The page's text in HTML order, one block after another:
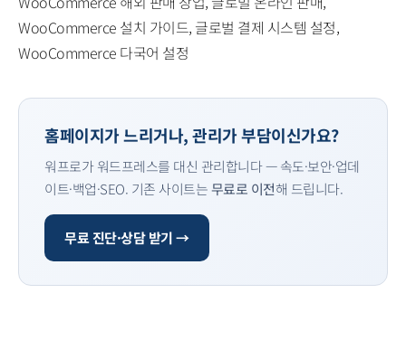
WooCommerce 설치 가이드, 글로벌 결제 시스템 설정,
WooCommerce 다국어 설정
홈페이지가 느리거나, 관리가 부담이신가요?
워프로가 워드프레스를 대신 관리합니다 — 속도·보안·업데
이트·백업·SEO. 기존 사이트는무료로 이전해 드립니다.
무료 진단·상담 받기 →